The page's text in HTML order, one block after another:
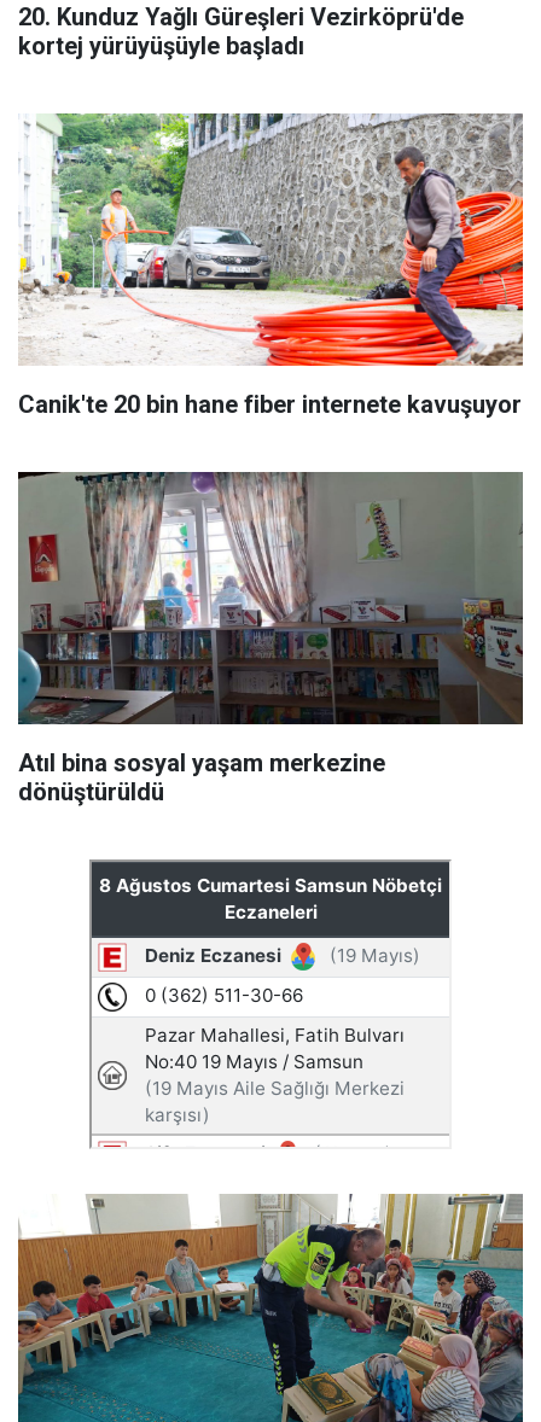
20. Kunduz Yağlı Güreşleri Vezirköprü'de
kortej yürüyüşüyle başladı
Canik'te 20 bin hane fiber internete kavuşuyor
Atıl bina sosyal yaşam merkezine
dönüştürüldü